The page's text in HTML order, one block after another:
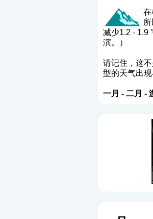
在
减少1.2 - 1.9
演。）
请记住，这
型的天气出
一月 - 二月 -